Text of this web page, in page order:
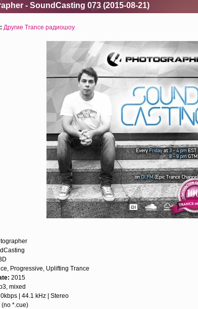
- SoundCasting 073 (2015-08-21)
Другие Trance радиошоу
Progressive, Uplifting Trance
2015
mixed
| 44.1 kHz | Stereo
(no *.cue)